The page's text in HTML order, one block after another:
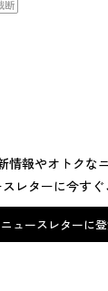
断
情報やオトクな
レターに今すぐ
ニュースレターに